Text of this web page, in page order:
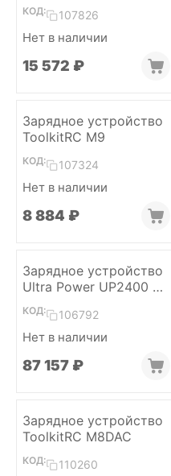
КОД: 107826
Нет в наличии
15 572 ₽
Зарядное устройство
ToolkitRC M9
КОД: 107324
Нет в наличии
8 884 ₽
Зарядное устройство
Ultra Power UP2400 6S
(4x600W)
КОД: 106792
Нет в наличии
87 157 ₽
Зарядное устройство
ToolkitRC M8DAC
КОД: 110260